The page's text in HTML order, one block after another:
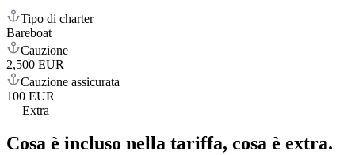
Tipo di charter
Bareboat
Cauzione
2,500 EUR
Cauzione assicurata
100 EUR
— Extra
Cosa è incluso nella tariffa, cosa è extra.